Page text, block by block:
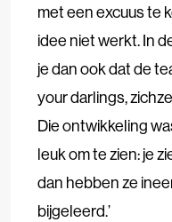
met een excuus te
idee niet werkt. In
je dan ook dat de
your darlings,
Die ontwikkeling
leuk om te zien: je
dan hebben ze
bijgeleerd.’